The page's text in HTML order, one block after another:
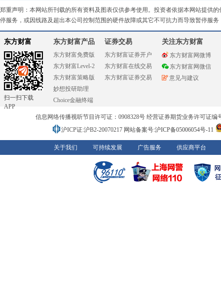
郑重声明：本网站所刊载的所有资料及图表仅供参考使用。投资者依据本网站提供
停服务，或因线路及超出本公司控制范围的硬件故障或其它不可抗力而导致暂停服
东方财富
扫一扫下载
APP
东方财富产品
东方财富免费版
东方财富Level-2
东方财富策略版
妙想投研助理
Choice金融终端
证券交易
东方财富证券开户
东方财富在线交易
东方财富证券交易
关注东方财富
东方财富网微博
东方财富网微信
意见与建议
信息网络传播视听节目许可证：0908328号 经营证券期货业务许可证编
沪ICP证:沪B2-20070217 网站备案号:沪ICP备05006054号-11
关于我们 可持续发展 广告服务 供应商平台